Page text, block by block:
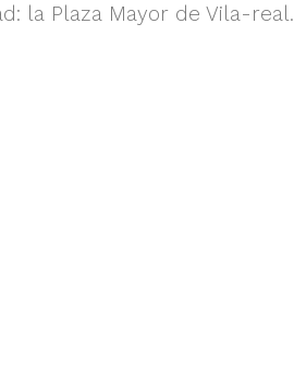
la Plaza Mayor de Vila-real.